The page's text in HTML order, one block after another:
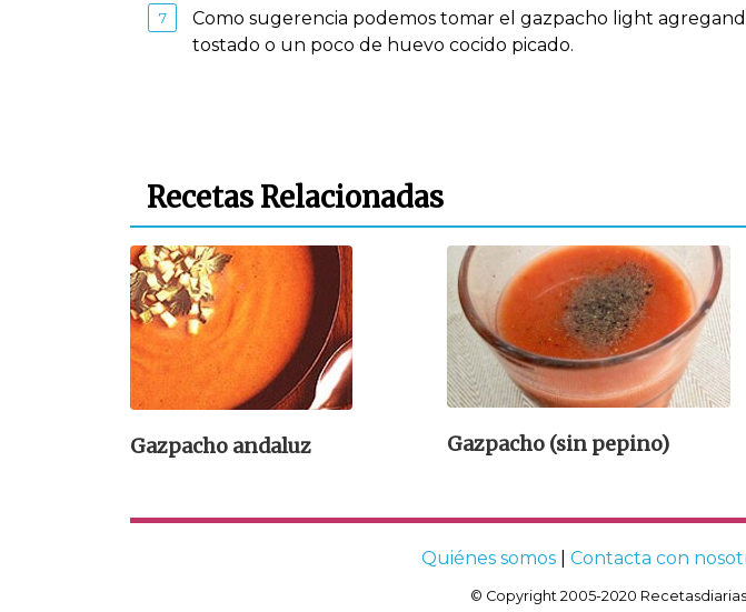
Como sugerencia podemos tomar el gazpacho light
tostado o un poco de huevo cocido picado.
Recetas Relacionadas
Gazpacho andaluz Gazpacho (sin pepino)
Quiénes somos| Contacta con
© Copyright 2005-2020